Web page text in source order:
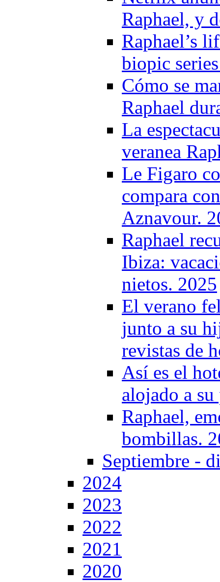
Raphael, y
Raphael’s
biopic
Cómo se
Raphael
La
veranea
Le Figaro
compara
Aznavour.
Raphael
Ibiza:
nietos. 2025
El verano
junto a su
revistas de
Así es el
alojado a
Raphael,
bombillas.
Septiembre -
2024
2023
2022
2021
2020